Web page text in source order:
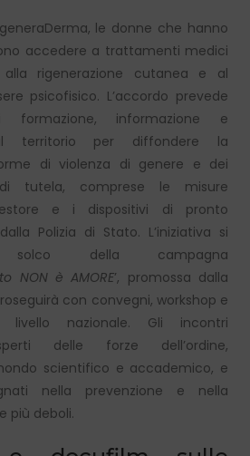
le donne che hanno
accedere a trattamenti medici
rigenerazione cutanea e al
psicofisico. L’accordo prevede
informazione e
territorio per diffondere la
di violenza di genere e dei
tutela, comprese le misure
e i dispositivi di pronto
Polizia di Stato. L’iniziativa si
della campagna
NON è AMORE’, promossa dalla
con convegni, workshop e
nazionale. Gli incontri
delle forze dell’ordine,
scientifico e accademico, e
nella prevenzione e nella
più deboli.